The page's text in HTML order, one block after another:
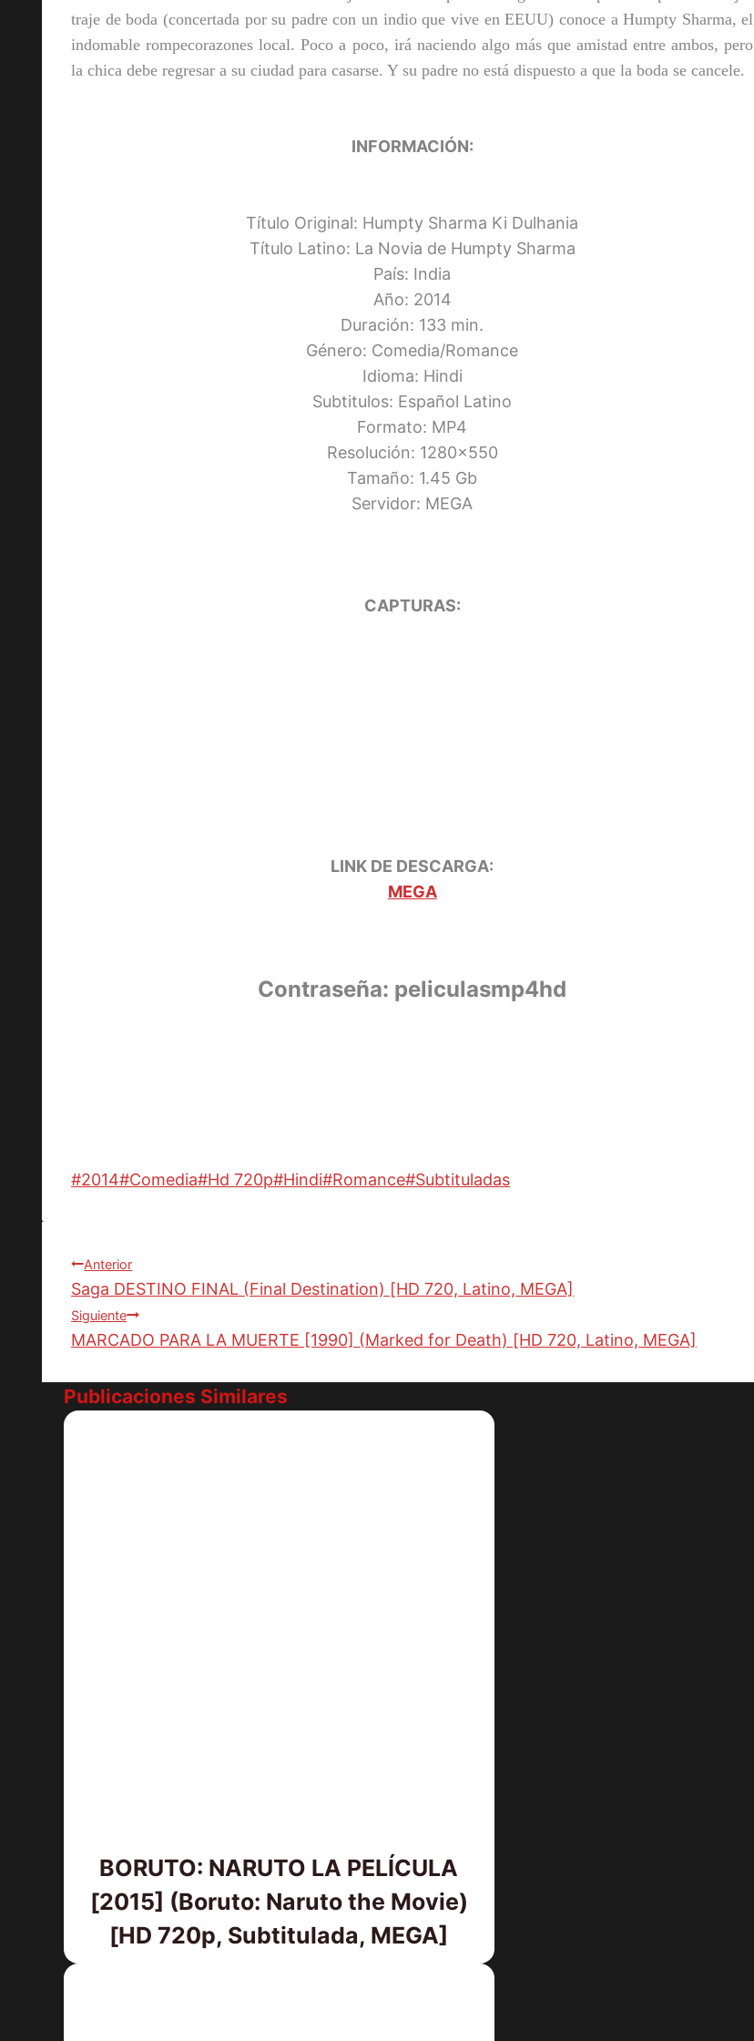
traje de boda (concertada por su padre con un indio que vive en EEUU) conoce a Humpty Sharma, el
indomable rompecorazones local. Poco a poco, irá naciendo algo más que amistad entre ambos, pero
la chica debe regresar a su ciudad para casarse. Y su padre no está dispuesto a que la boda se cancele.
INFORMACIÓN:
Título Original: Humpty Sharma Ki Dulhania
Título Latino: La Novia de Humpty Sharma
País: India
Año: 2014
Duración: 133 min.
Género: Comedia/Romance
Idioma: Hindi
Subtitulos: Español Latino
Formato: MP4
Resolución: 1280×550
Tamaño: 1.45 Gb
Servidor: MEGA
CAPTURAS:
LINK DE DESCARGA:
MEGA
Contraseña: peliculasmp4hd
Etiquetas
entrada:
#2014#Comedia#Hd 720p#Hindi#Romance#Subtituladas
Navegación
de
entradas
Anterior
Saga DESTINO FINAL (Final Destination) [HD 720, Latino, MEGA]
Siguiente
MARCADO PARA LA MUERTE [1990] (Marked for Death) [HD 720, Latino, MEGA]
Publicaciones Similares
BORUTO: NARUTO LA PELÍCULA
[2015] (Boruto: Naruto the Movie)
[HD 720p, Subtitulada, MEGA]